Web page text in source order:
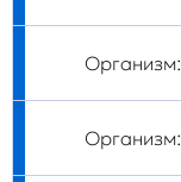
Организм:
Организм: